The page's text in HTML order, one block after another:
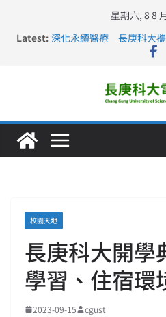
星期六, 8 8
Latest: 深化永續醫療 長庚科大
長庚科大訪凱瑟醫療集團
仁德醫專與長庚科大締結
長庚科大連四年穩居《遠
校園天地
長庚科大開學
學習、住宿環
2023-09-15 cgust